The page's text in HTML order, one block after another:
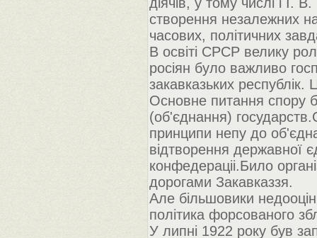
створення незалежних
часових, політичних
В освіті СРСР велику
росіян було важливо
закавказьких
Основне питання спору
(об'єднання)
принципи непу до
відтворення державної
конфедераціі.Било
дорогами Закавказзя.
Але більшовики
політика форсованого
У липні 1922 року був